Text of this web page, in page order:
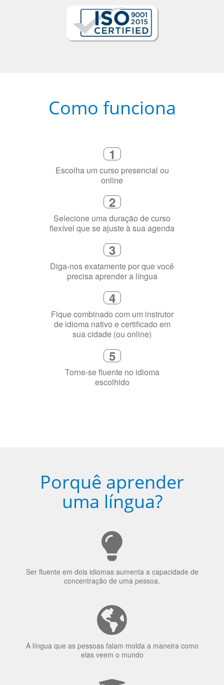
Como funciona
1
Escolha um curso presencial ou
online
2
Selecione uma duração de curso
flexível que se ajuste à sua agenda
3
Diga-nos exatamente por que você
precisa aprender a língua
4
Fique combinado com um instrutor
de idioma nativo e certificado em
sua cidade (ou online)
5
Torne-se fluente no idioma
escolhido
Porquê aprender
uma língua?
Ser fluente em dois idiomas aumenta a capacidade de
concentração de uma pessoa.
A língua que as pessoas falam molda a maneira como
elas veem o mundo